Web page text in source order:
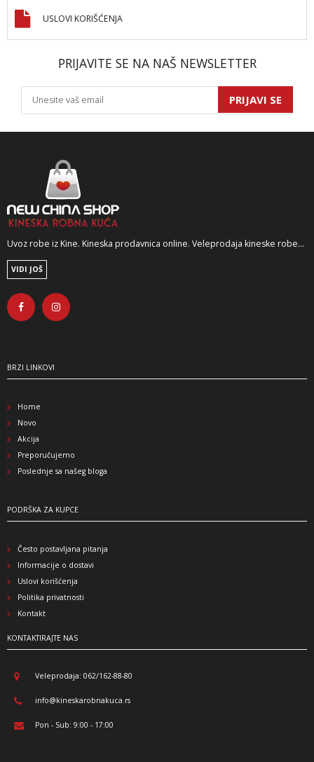
USLOVI KORIŠĆENJA
PRIJAVITE SE NA NAŠ NEWSLETTER
PRIJAVI SE
Uvoz robe iz Kine. Kineska prodavnica online. Veleprodaja kineske robe...
VIDI JOŠ
BRZI LINKOVI
Home
Novo
Akcija
Preporučujemo
Poslednje sa našeg bloga
PODRŠKA ZA KUPCE
Često postavljana pitanja
Informacije o dostavi
Uslovi korišćenja
Politika privatnosti
Kontakt
KONTAKTIRAJTE NAS
Veleprodaja: 062/162-88-80
info@kineskarobnakuca.rs
Pon - Sub: 9:00 - 17:00